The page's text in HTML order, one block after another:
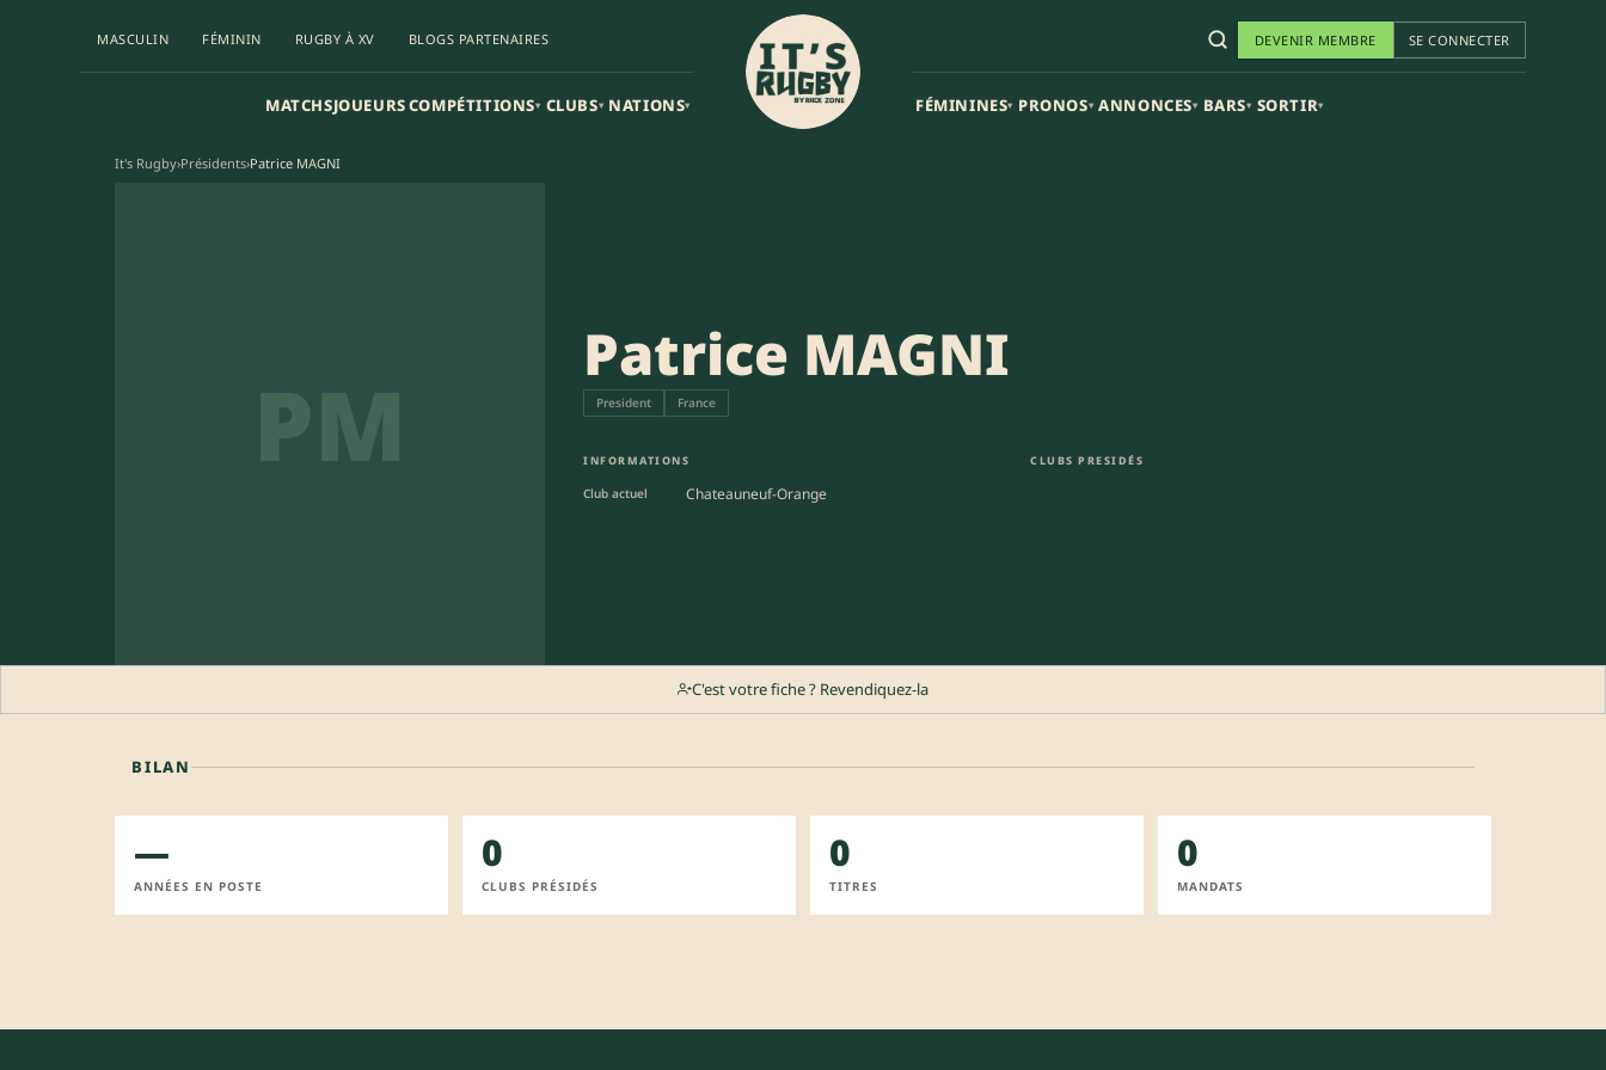
MASCULIN FÉMININ RUGBY À XV BLOGS PARTENAIRES
MATCHSJOUEURSCOMPÉTITIONS▾ CLUBS▾ NATIONS▾
DEVENIR MEMBRE SE CONNECTER
FÉMININES▾ PRONOS▾ ANNONCES▾ BARS▾ SORTIR▾
It's Rugby›Présidents›Patrice MAGNI
PM
Patrice MAGNI
President France
INFORMATIONS
Club actuel Chateauneuf-Orange
CLUBS PRESIDÉS
C'est votre fiche ? Revendiquez-la
BILAN
—
ANNÉES EN POSTE
0
CLUBS PRÉSIDÉS
0
TITRES
0
MANDATS